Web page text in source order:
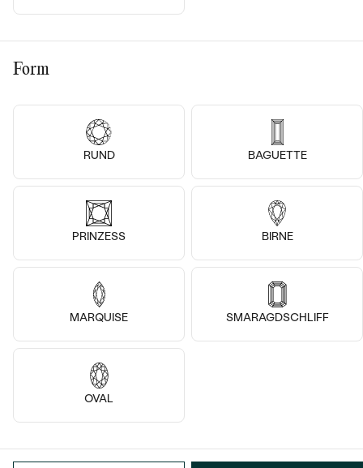
Form
RUND BAGUETTE
PRINZESS BIRNE
MARQUISE SMARAGDSCHLIFF
OVAL
14 Karat Weißgold, Lab Grown
Minke
14 Karat Roségold, Lab Grown
Irenaeus
VERKAUF